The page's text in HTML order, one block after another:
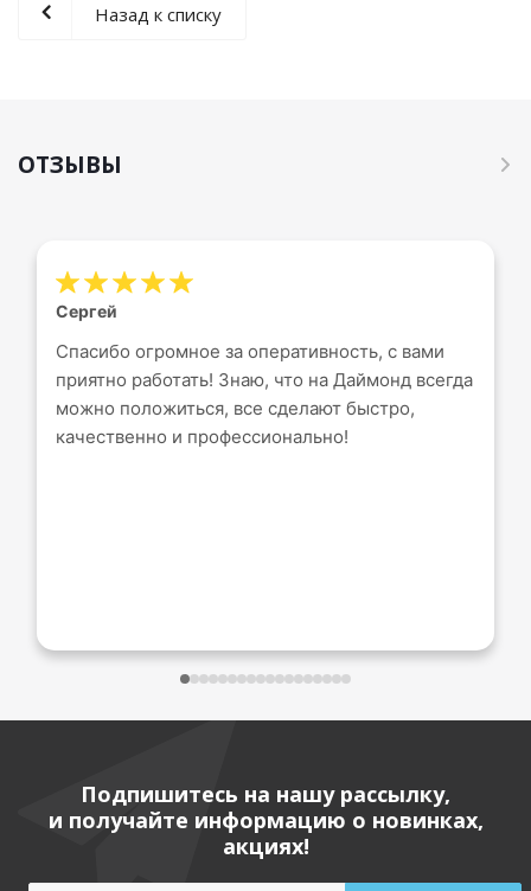
Назад к списку
ОТЗЫВЫ
Сергей
Спасибо огромное за оперативность, с вами
приятно работать! Знаю, что на Даймонд всегда
можно положиться, все сделают быстро,
качественно и профессионально!
Подпишитесь на нашу рассылку,
и получайте информацию о новинках,
акциях!